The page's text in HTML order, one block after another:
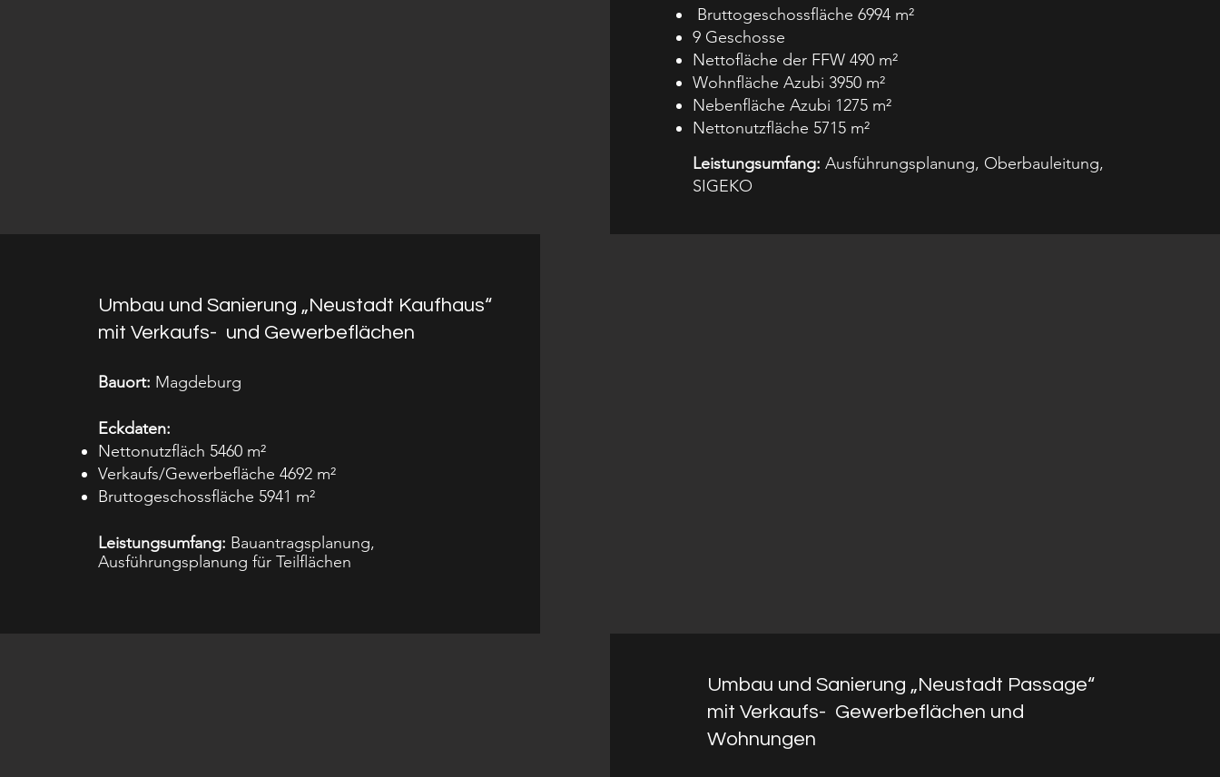
Bruttogeschossfläche 6994 m²
9 Geschosse
Nettofläche der FFW 490 m²
Wohnfläche Azubi 3950 m²
Nebenfläche Azubi 1275 m²
Nettonutzfläche 5715 m²
Leistungsumfang: Ausführungsplanung, Oberbauleitung,
SIGEKO
Umbau und Sanierung „Neustadt Kaufhaus“
mit Verkaufs- und Gewerbeflächen
Bauort: Magdeburg
Eckdaten:
Nettonutzfläch 5460 m²
Verkaufs/Gewerbefläche 4692 m²
Bruttogeschossfläche 5941 m²
Leistungsumfang: Bauantragsplanung,
Ausführungsplanung für Teilflächen
Umbau und Sanierung „Neustadt Passage“
mit Verkaufs- Gewerbeflächen und
Wohnungen